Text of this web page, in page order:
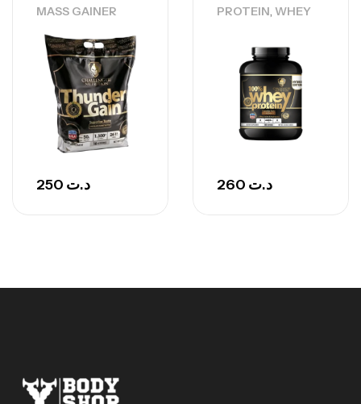
MASS GAINER
د.ت
PROTEIN, WHEY
د.ت